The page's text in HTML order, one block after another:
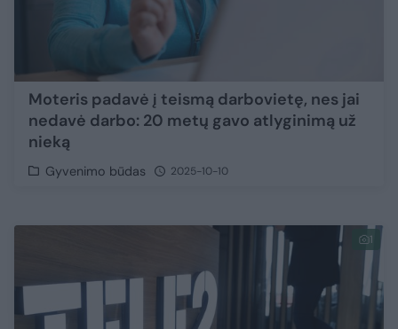
Moteris padavė į teismą darbovietę, nes jai
nedavė darbo: 20 metų gavo atlyginimą už
nieką
Gyvenimo būdas 2025-10-10
1